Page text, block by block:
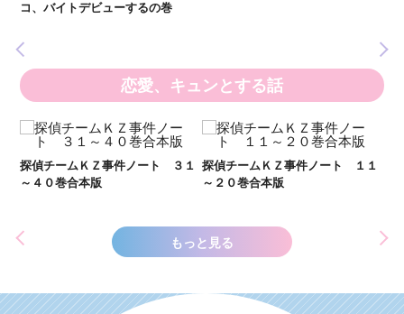
コ、バイトデビューするの巻
恋愛、キュンとする話
探偵チームＫＺ事件ノート ３１
～４０巻合本版
探偵チームＫＺ事件ノート １１
～２０巻合本版
もっと見る